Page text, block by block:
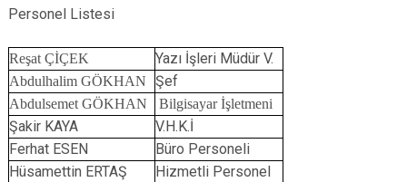
Personel Listesi
Reşat ÇİÇEK Yazı İşleri Müdür V.
Abdulhalim GÖKHAN Şef
Abdulsemet GÖKHAN Bilgisayar İşletmeni
Şakir KAYA
V.H.K.İ
Ferhat ESEN
Büro Personeli
Hüsamettin ERTAŞ
Hizmetli Personel